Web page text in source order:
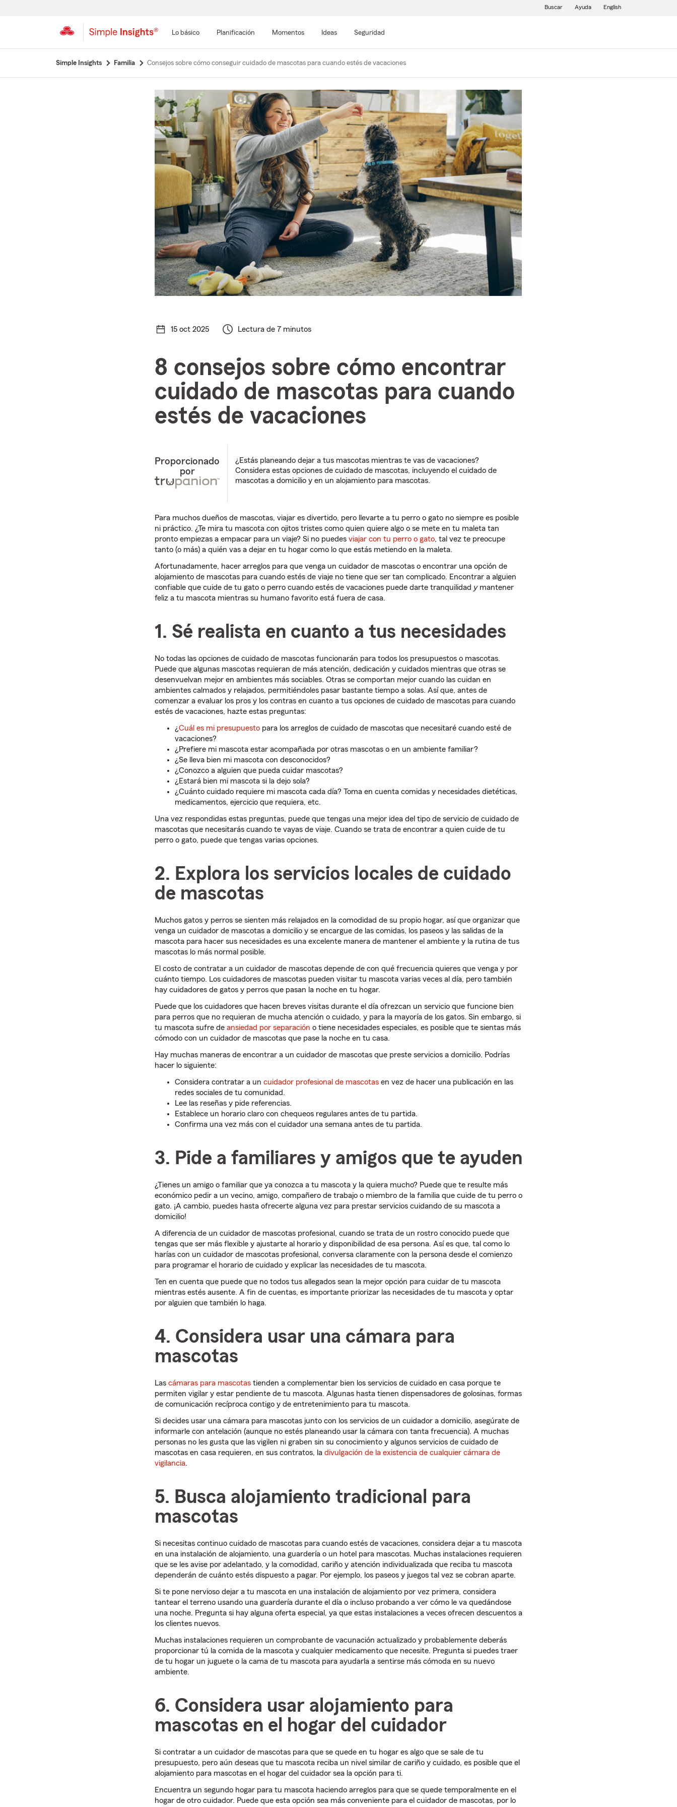
Lo básico Planificación Momentos Ideas Seguridad
Buscar Ayuda English
Simple Insights Familia Consejos sobre cómo conseguir cuidado de mascotas para cuando estés de vacaciones
15 oct 2025 Lectura de 7 minutos
8 consejos sobre cómo encontrar
cuidado de mascotas para cuando
estés de vacaciones
Proporcionado
por
¿Estás planeando dejar a tus mascotas mientras te vas de vacaciones?
Considera estas opciones de cuidado de mascotas, incluyendo el cuidado de
mascotas a domicilio y en un alojamiento para mascotas.
Para muchos dueños de mascotas, viajar es divertido, pero llevarte a tu perro o gato no siempre es posible
ni práctico. ¿Te mira tu mascota con ojitos tristes como quien quiere algo o se mete en tu maleta tan
pronto empiezas a empacar para un viaje? Si no puedes viajar con tu perro o gato, tal vez te preocupe
tanto (o más) a quién vas a dejar en tu hogar como lo que estás metiendo en la maleta.
Afortunadamente, hacer arreglos para que venga un cuidador de mascotas o encontrar una opción de
alojamiento de mascotas para cuando estés de viaje no tiene que ser tan complicado. Encontrar a alguien
confiable que cuide de tu gato o perro cuando estés de vacaciones puede darte tranquilidad ymantener
feliz a tu mascota mientras su humano favorito está fuera de casa.
1. Sé realista en cuanto a tus necesidades
No todas las opciones de cuidado de mascotas funcionarán para todos los presupuestos o mascotas.
Puede que algunas mascotas requieran de más atención, dedicación y cuidados mientras que otras se
desenvuelvan mejor en ambientes más sociables. Otras se comportan mejor cuando las cuidan en
ambientes calmados y relajados, permitiéndoles pasar bastante tiempo a solas. Así que, antes de
comenzar a evaluar los pros y los contras en cuanto a tus opciones de cuidado de mascotas para cuando
estés de vacaciones, hazte estas preguntas:
¿Cuál es mi presupuesto para los arreglos de cuidado de mascotas que necesitaré cuando esté de
vacaciones?
¿Prefiere mi mascota estar acompañada por otras mascotas o en un ambiente familiar?
¿Se lleva bien mi mascota con desconocidos?
¿Conozco a alguien que pueda cuidar mascotas?
¿Estará bien mi mascota si la dejo sola?
¿Cuánto cuidado requiere mi mascota cada día? Toma en cuenta comidas y necesidades dietéticas,
medicamentos, ejercicio que requiera, etc.
Una vez respondidas estas preguntas, puede que tengas una mejor idea del tipo de servicio de cuidado de
mascotas que necesitarás cuando te vayas de viaje. Cuando se trata de encontrar a quien cuide de tu
perro o gato, puede que tengas varias opciones.
2. Explora los servicios locales de cuidado
de mascotas
Muchos gatos y perros se sienten más relajados en la comodidad de su propio hogar, así que organizar que
venga un cuidador de mascotas a domicilio y se encargue de las comidas, los paseos y las salidas de la
mascota para hacer sus necesidades es una excelente manera de mantener el ambiente y la rutina de tus
mascotas lo más normal posible.
El costo de contratar a un cuidador de mascotas depende de con qué frecuencia quieres que venga y por
cuánto tiempo. Los cuidadores de mascotas pueden visitar tu mascota varias veces al día, pero también
hay cuidadores de gatos y perros que pasan la noche en tu hogar.
Puede que los cuidadores que hacen breves visitas durante el día ofrezcan un servicio que funcione bien
para perros que no requieran de mucha atención o cuidado, y para la mayoría de los gatos. Sin embargo, si
tu mascota sufre de ansiedad por separación o tiene necesidades especiales, es posible que te sientas más
cómodo con un cuidador de mascotas que pase la noche en tu casa.
Hay muchas maneras de encontrar a un cuidador de mascotas que preste servicios a domicilio. Podrías
hacer lo siguiente:
Considera contratar a un cuidador profesional de mascotas en vez de hacer una publicación en las
redes sociales de tu comunidad.
Lee las reseñas y pide referencias.
Establece un horario claro con chequeos regulares antes de tu partida.
Confirma una vez más con el cuidador una semana antes de tu partida.
3. Pide a familiares y amigos que te ayuden
¿Tienes un amigo o familiar que ya conozca a tu mascota y la quiera mucho? Puede que te resulte más
económico pedir a un vecino, amigo, compañero de trabajo o miembro de la familia que cuide de tu perro o
gato. ¡A cambio, puedes hasta ofrecerte alguna vez para prestar servicios cuidando de su mascota a
domicilio!
A diferencia de un cuidador de mascotas profesional, cuando se trata de un rostro conocido puede que
tengas que ser más flexible y ajustarte al horario y disponibilidad de esa persona. Así es que, tal como lo
harías con un cuidador de mascotas profesional, conversa claramente con la persona desde el comienzo
para programar el horario de cuidado y explicar las necesidades de tu mascota.
Ten en cuenta que puede que no todos tus allegados sean la mejor opción para cuidar de tu mascota
mientras estés ausente. A fin de cuentas, es importante priorizar las necesidades de tu mascota y optar
por alguien que también lo haga.
4. Considera usar una cámara para
mascotas
Las cámaras para mascotas tienden a complementar bien los servicios de cuidado en casa porque te
permiten vigilar y estar pendiente de tu mascota. Algunas hasta tienen dispensadores de golosinas, formas
de comunicación recíproca contigo y de entretenimiento para tu mascota.
Si decides usar una cámara para mascotas junto con los servicios de un cuidador a domicilio, asegúrate de
informarle con antelación (aunque no estés planeando usar la cámara con tanta frecuencia). A muchas
personas no les gusta que las vigilen ni graben sin su conocimiento y algunos servicios de cuidado de
mascotas en casa requieren, en sus contratos, la divulgación de la existencia de cualquier cámara de
vigilancia.
5. Busca alojamiento tradicional para
mascotas
Si necesitas continuo cuidado de mascotas para cuando estés de vacaciones, considera dejar a tu mascota
en una instalación de alojamiento, una guardería o un hotel para mascotas. Muchas instalaciones requieren
que se les avise por adelantado, y la comodidad, cariño y atención individualizada que reciba tu mascota
dependerán de cuánto estés dispuesto a pagar. Por ejemplo, los paseos y juegos tal vez se cobran aparte.
Si te pone nervioso dejar a tu mascota en una instalación de alojamiento por vez primera, considera
tantear el terreno usando una guardería durante el día o incluso probando a ver cómo le va quedándose
una noche. Pregunta si hay alguna oferta especial, ya que estas instalaciones a veces ofrecen descuentos a
los clientes nuevos.
Muchas instalaciones requieren un comprobante de vacunación actualizado y probablemente deberás
proporcionar tú la comida de la mascota y cualquier medicamento que necesite. Pregunta si puedes traer
de tu hogar un juguete o la cama de tu mascota para ayudarla a sentirse más cómoda en su nuevo
ambiente.
6. Considera usar alojamiento para
mascotas en el hogar del cuidador
Si contratar a un cuidador de mascotas para que se quede en tu hogar es algo que se sale de tu
presupuesto, pero aún deseas que tu mascota reciba un nivel similar de cariño y cuidado, es posible que el
alojamiento para mascotas en el hogar del cuidador sea la opción para ti.
Encuentra un segundo hogar para tu mascota haciendo arreglos para que se quede temporalmente en el
hogar de otro cuidador. Puede que esta opción sea más conveniente para el cuidador de mascotas, por lo